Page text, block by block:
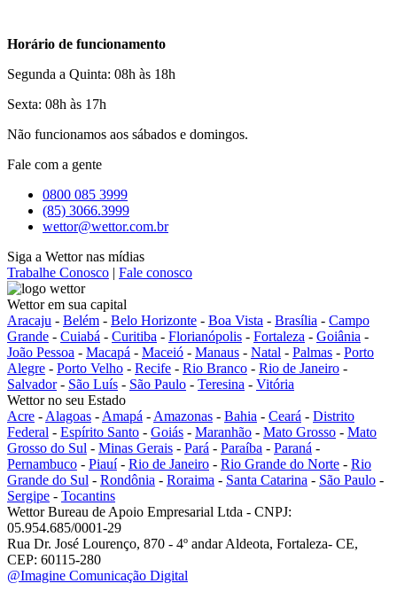
Horário de funcionamento
Segunda a Quinta: 08h às 18h
Sexta: 08h às 17h
Não funcionamos aos sábados e domingos.
Fale com a gente
0800 085 3999
(85) 3066.3999
wettor@wettor.com.br
Siga a Wettor nas mídias
Trabalhe Conosco | Fale conosco
Wettor em sua capital
Aracaju - Belém - Belo Horizonte - Boa Vista - Brasília - Campo
Grande - Cuiabá - Curitiba - Florianópolis - Fortaleza - Goiânia -
João Pessoa - Macapá - Maceió - Manaus - Natal - Palmas - Porto
Alegre - Porto Velho - Recife - Rio Branco - Rio de Janeiro -
Salvador- São Luís - São Paulo - Teresina - Vitória
Wettor no seu Estado
Acre - Alagoas - Amapá - Amazonas - Bahia - Ceará - Distrito
Federal - Espírito Santo - Goiás - Maranhão - Mato Grosso - Mato
Grosso do Sul - Minas Gerais - Pará - Paraíba - Paraná -
Pernambuco - Piauí- Rio de Janeiro - Rio Grande do Norte - Rio
Grande do Sul - Rondônia - Roraima - Santa Catarina - São Paulo -
Sergipe - Tocantins
Wettor Bureau de Apoio Empresarial Ltda - CNPJ:
05.954.685/0001-29
Rua Dr. José Lourenço, 870 - 4º andar Aldeota, Fortaleza- CE,
CEP: 60115-280
@Imagine Comunicação Digital